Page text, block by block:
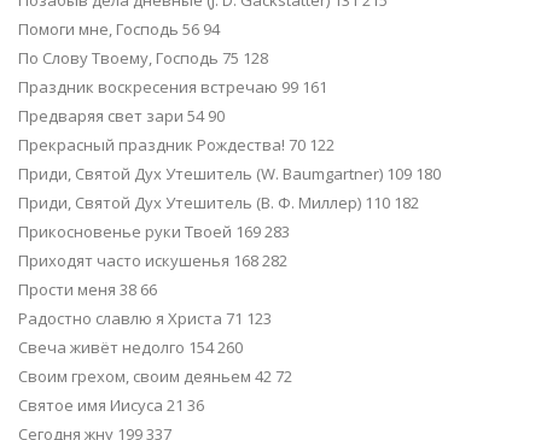
Помоги мне, Господь 56 94
По Слову Твоему, Господь 75 128
Праздник воскресения встречаю 99 161
Предваряя свет зари 54 90
Прекрасный праздник Рождества! 70 122
Приди, Святой Дух Утешитель (W. Baumgartner) 109 180
Приди, Святой Дух Утешитель (В. Ф. Миллер) 110 182
Прикосновенье руки Твоей 169 283
Приходят часто искушенья 168 282
Прости меня 38 66
Радостно славлю я Христа 71 123
Свеча живёт недолго 154 260
Своим грехом, своим деяньем 42 72
Святое имя Иисуса 21 36
Сегодня жну 199 337